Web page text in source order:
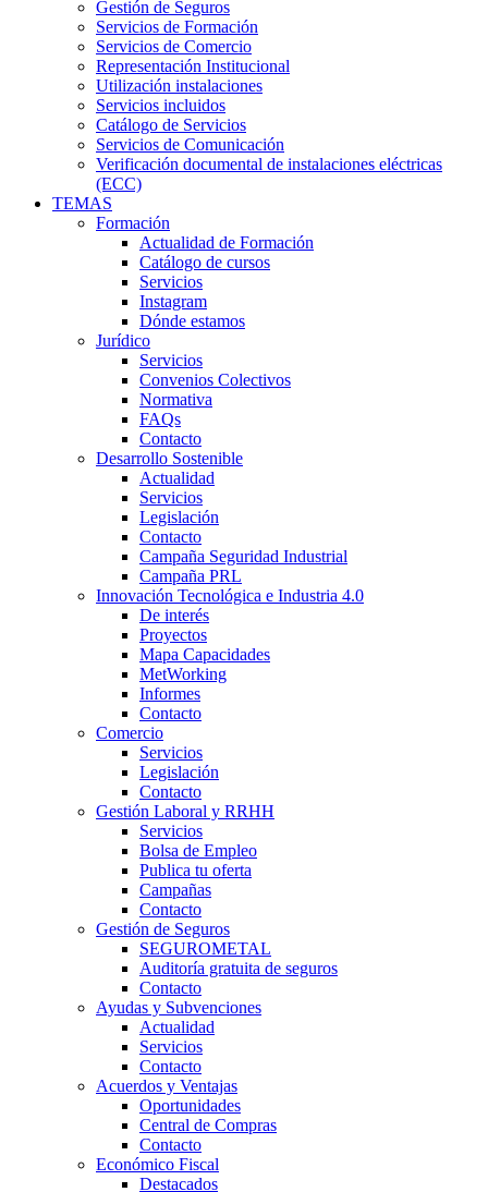
Gestión de Seguros
Servicios de Formación
Servicios de Comercio
Representación Institucional
Utilización instalaciones
Servicios incluidos
Catálogo de Servicios
Servicios de Comunicación
Verificación documental de instalaciones eléctricas
(ECC)
TEMAS
Formación
Actualidad de Formación
Catálogo de cursos
Servicios
Instagram
Dónde estamos
Jurídico
Servicios
Convenios Colectivos
Normativa
FAQs
Contacto
Desarrollo Sostenible
Actualidad
Servicios
Legislación
Contacto
Campaña Seguridad Industrial
Campaña PRL
Innovación Tecnológica e Industria 4.0
De interés
Proyectos
Mapa Capacidades
MetWorking
Informes
Contacto
Comercio
Servicios
Legislación
Contacto
Gestión Laboral y RRHH
Servicios
Bolsa de Empleo
Publica tu oferta
Campañas
Contacto
Gestión de Seguros
SEGUROMETAL
Auditoría gratuita de seguros
Contacto
Ayudas y Subvenciones
Actualidad
Servicios
Contacto
Acuerdos y Ventajas
Oportunidades
Central de Compras
Contacto
Económico Fiscal
Destacados